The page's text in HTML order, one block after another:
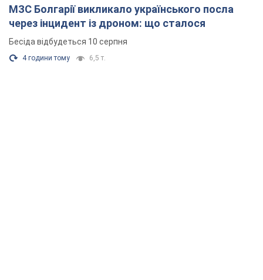
МЗС Болгарії викликало українського посла
через інцидент із дроном: що сталося
Бесіда відбудеться 10 серпня
4 години тому 6,5 т.